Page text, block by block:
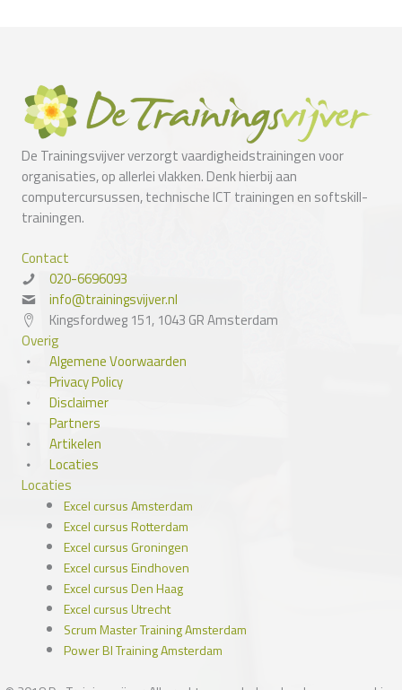
De Trainingsvijver verzorgt vaardigheidstrainingen voor
organisaties, op allerlei vlakken. Denk hierbij aan
computercursussen, technische ICT trainingen en softskill-
trainingen.
Contact
020-6696093
info@trainingsvijver.nl
Kingsfordweg 151, 1043 GR Amsterdam
Overig
Algemene Voorwaarden
Privacy Policy
Disclaimer
Partners
Artikelen
Locaties
Locaties
Excel cursus Amsterdam
Excel cursus Rotterdam
Excel cursus Groningen
Excel cursus Eindhoven
Excel cursus Den Haag
Excel cursus Utrecht
Scrum Master Training Amsterdam
Power BI Training Amsterdam